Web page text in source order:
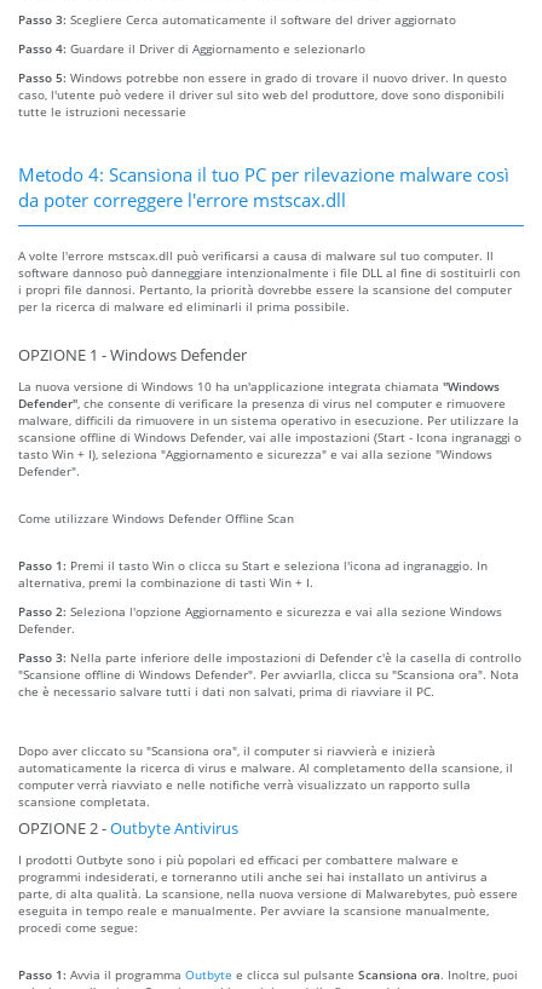
Passo 3: Scegliere Cerca automaticamente il software del driver aggiornato
Passo 4: Guardare il Driver di Aggiornamento e selezionarlo
Passo 5: Windows potrebbe non essere in grado di trovare il nuovo driver. In questo
caso, l'utente può vedere il driver sul sito web del produttore, dove sono disponibili
tutte le istruzioni necessarie
Metodo 4: Scansiona il tuo PC per rilevazione malware così
da poter correggere l'errore mstscax.dll
A volte l'errore mstscax.dll può verificarsi a causa di malware sul tuo computer. Il
software dannoso può danneggiare intenzionalmente i file DLL al fine di sostituirli con
i propri file dannosi. Pertanto, la priorità dovrebbe essere la scansione del computer
per la ricerca di malware ed eliminarli il prima possibile.
OPZIONE 1 - Windows Defender
La nuova versione di Windows 10 ha un'applicazione integrata chiamata "Windows
Defender" , che consente di verificare la presenza di virus nel computer e rimuovere
malware, difficili da rimuovere in un sistema operativo in esecuzione. Per utilizzare la
scansione offline di Windows Defender, vai alle impostazioni (Start - Icona ingranaggi o
tasto Win + I), seleziona "Aggiornamento e sicurezza" e vai alla sezione "Windows
Defender".
Come utilizzare Windows Defender Offline Scan
Passo 1: Premi il tasto Win o clicca su Start e seleziona l'icona ad ingranaggio. In
alternativa, premi la combinazione di tasti Win + I.
Passo 2: Seleziona l'opzione Aggiornamento e sicurezza e vai alla sezione Windows
Defender.
Passo 3: Nella parte inferiore delle impostazioni di Defender c'è la casella di controllo
"Scansione offline di Windows Defender". Per avviarlla, clicca su "Scansiona ora". Nota
che è necessario salvare tutti i dati non salvati, prima di riavviare il PC.
Dopo aver cliccato su "Scansiona ora", il computer si riavvierà e inizierà
automaticamente la ricerca di virus e malware. Al completamento della scansione, il
computer verrà riavviato e nelle notifiche verrà visualizzato un rapporto sulla
scansione completata.
OPZIONE 2 -Outbyte Antivirus
I prodotti Outbyte sono i più popolari ed efficaci per combattere malware e
programmi indesiderati, e torneranno utili anche sei hai installato un antivirus a
parte, di alta qualità. La scansione, nella nuova versione di Malwarebytes, può essere
eseguita in tempo reale e manualmente. Per avviare la scansione manualmente,
procedi come segue:
Passo 1: Avvia il programma Outbyte e clicca sul pulsante Scansiona ora. Inoltre, puoi